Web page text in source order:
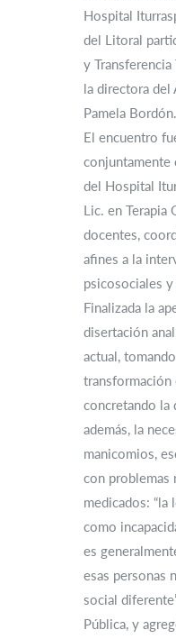
Hospital
del Litoral
y
la directora del
Pamela Bordón.
El encuentro
conjuntamente
del Hospital
Lic. en Terapia
docentes,
afines a la
psicosociales
Finalizada la
disertación
actual,
transformación
concretando la
además, la
manicomios,
con problemas
medicados: “la
como
es
esas personas
social
Pública, y